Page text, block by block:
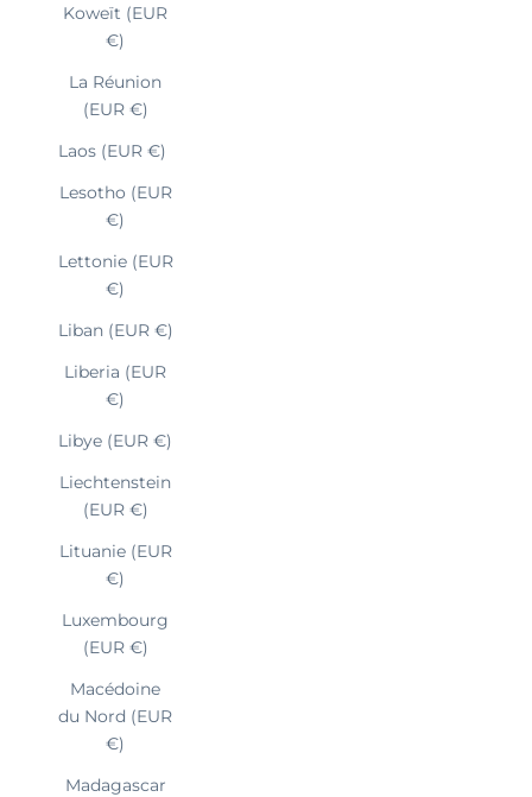
Koweït (EUR
€)
La Réunion
(EUR €)
Laos (EUR €)
Lesotho (EUR
€)
Lettonie (EUR
€)
Liban (EUR €)
Liberia (EUR
€)
Libye (EUR €)
Liechtenstein
(EUR €)
Lituanie (EUR
€)
Luxembourg
(EUR €)
Macédoine
du Nord (EUR
€)
Madagascar